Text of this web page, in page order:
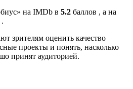
на IMDb в 5.2 баллов , а на
зрителям оценить качество
проекты и понять, насколько
принят аудиторией.